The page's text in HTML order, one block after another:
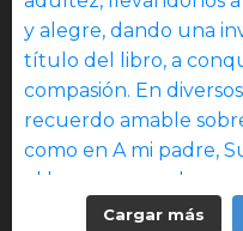
Cargar más